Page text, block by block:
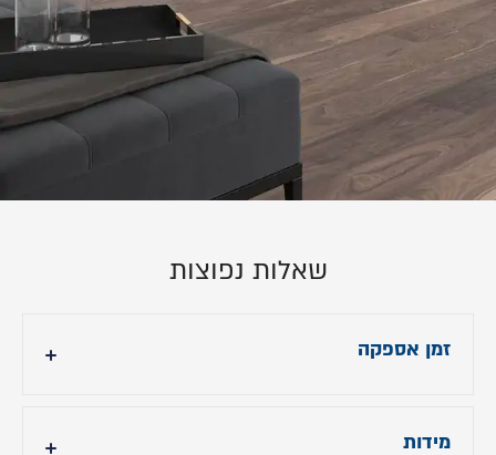
שאלות נפוצות
זמן אספקה
מידות